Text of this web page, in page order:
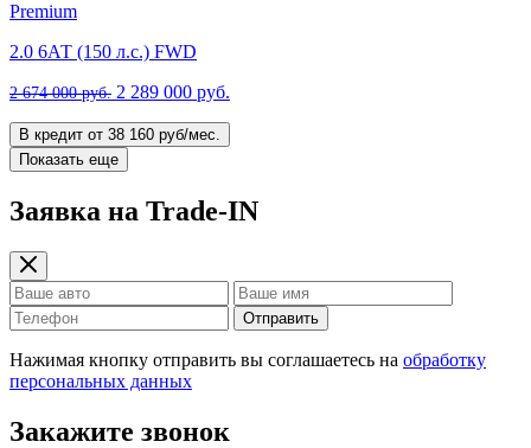
Premium
2.0 6АТ (150 л.с.) FWD
2 674 000 руб. 2 289 000 руб.
В кредит от 38 160 руб/мес.
Показать еще
Заявка на Trade-IN
Отправить
Нажимая кнопку отправить вы соглашаетесь на обработку
персональных данных
Закажите звонок